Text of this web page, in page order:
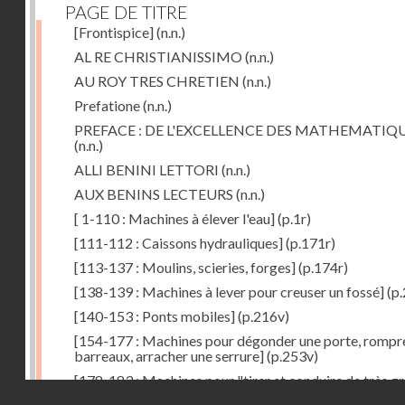
PAGE DE TITRE
[Frontispice](n.n.)
AL RE CHRISTIANISSIMO (n.n.)
AU ROY TRES CHRETIEN (n.n.)
Prefatione(n.n.)
PREFACE : DE L'EXCELLENCE DES
(n.n.)
ALLI BENINI LETTORI (n.n.)
AUX BENINS LECTEURS (n.n.)
[ 1-110 : Machines à élever l'eau](p.1r)
[111-112 : Caissons hydrauliques](p.171r)
[113-137 : Moulins, scieries, forges](p.174r)
[138-139 : Machines à lever pour creuser un fossé]
[140-153 : Ponts mobiles](p.216v)
[154-177 : Machines pour dégonder une porte,
barreaux, arracher une serrure](p.253v)
[178-183 : Machines pour "tirer et conduire de très